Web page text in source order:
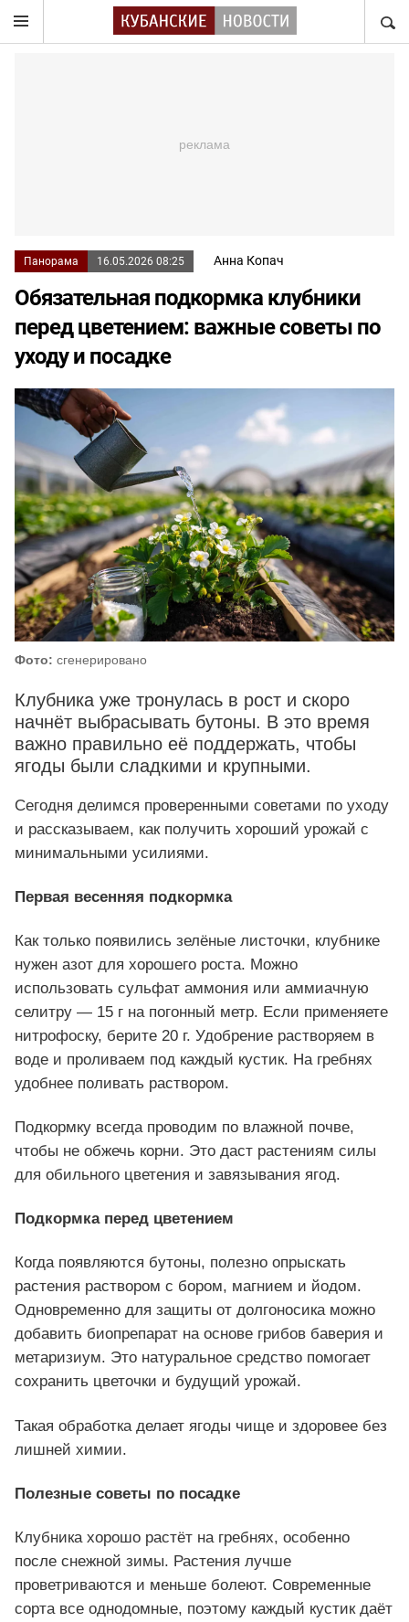
Панорама 16.05.2026 08:25 Анна Копач
Обязательная подкормка клубники
перед цветением: важные советы по
уходу и посадке
Фото: сгенерировано
Клубника уже тронулась в рост и скоро
начнёт выбрасывать бутоны. В это время
важно правильно её поддержать, чтобы
ягоды были сладкими и крупными.
Сегодня делимся проверенными советами по уходу
и рассказываем, как получить хороший урожай с
минимальными усилиями.
Первая весенняя подкормка
Как только появились зелёные листочки, клубнике
нужен азот для хорошего роста. Можно
использовать сульфат аммония или аммиачную
селитру — 15 г на погонный метр. Если применяете
нитрофоску, берите 20 г. Удобрение растворяем в
воде и проливаем под каждый кустик. На гребнях
удобнее поливать раствором.
Подкормку всегда проводим по влажной почве,
чтобы не обжечь корни. Это даст растениям силы
для обильного цветения и завязывания ягод.
Подкормка перед цветением
Когда появляются бутоны, полезно опрыскать
растения раствором с бором, магнием и йодом.
Одновременно для защиты от долгоносика можно
добавить биопрепарат на основе грибов баверия и
метаризиум. Это натуральное средство помогает
сохранить цветочки и будущий урожай.
Такая обработка делает ягоды чище и здоровее без
лишней химии.
Полезные советы по посадке
Клубника хорошо растёт на гребнях, особенно
после снежной зимы. Растения лучше
проветриваются и меньше болеют. Современные
сорта все однодомные, поэтому каждый кустик даёт